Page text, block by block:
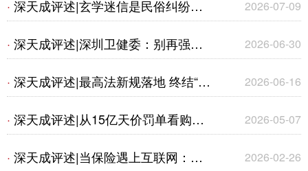
· 深天成评述|玄学迷信是民俗纠纷还
是刑事犯罪？——从常态化刑事打
法律边界
2026-07-09
· 深天成评述|深圳卫健委：别再强行
给孩子找对象了！原来守住身心、钱
2026-06-30
· 深天成评述|最高法新规落地 终结“开
门杀”理赔乱象
2026-06-16
· 深天成评述|从15亿天价罚单看购物
平台全生态法律风险
2026-05-07
· 深天成评述|当保险遇上互联网：提
2026-02-26